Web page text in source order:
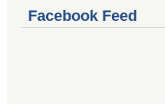
Facebook Feed